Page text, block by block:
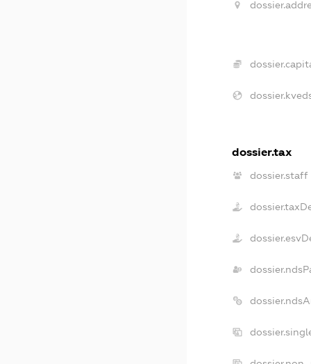
dossier.tax
dossier.staff